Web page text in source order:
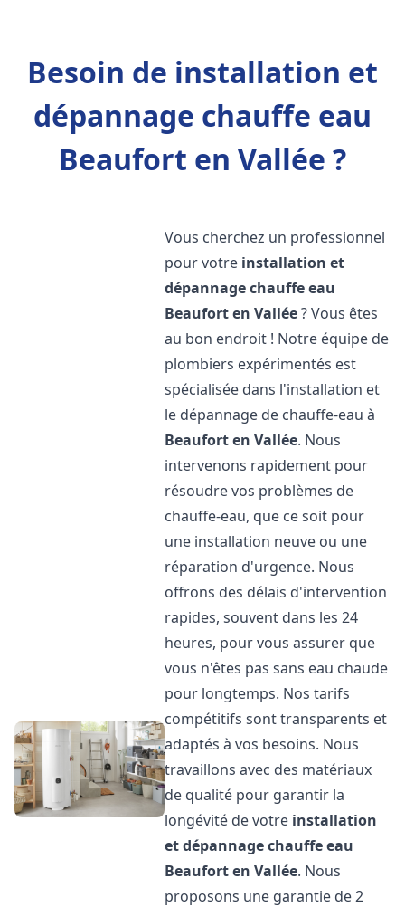
Besoin de installation et
dépannage chauffe eau
Beaufort en Vallée ?
Vous cherchez un professionnel
pour votre installation et
dépannage chauffe eau
Beaufort en Vallée? Vous êtes
au bon endroit ! Notre équipe de
plombiers expérimentés est
spécialisée dans l'installation et
le dépannage de chauffe-eau à
Beaufort en Vallée. Nous
intervenons rapidement pour
résoudre vos problèmes de
chauffe-eau, que ce soit pour
une installation neuve ou une
réparation d'urgence. Nous
offrons des délais d'intervention
rapides, souvent dans les 24
heures, pour vous assurer que
vous n'êtes pas sans eau chaude
pour longtemps. Nos tarifs
compétitifs sont transparents et
adaptés à vos besoins. Nous
travaillons avec des matériaux
de qualité pour garantir la
longévité de votre installation
et dépannage chauffe eau
Beaufort en Vallée. Nous
proposons une garantie de 2